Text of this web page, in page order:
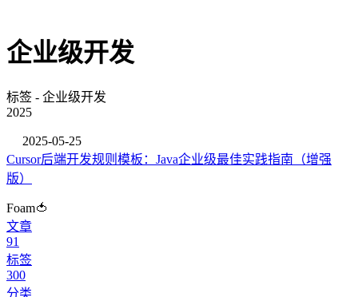
企业级开发
标签 - 企业级开发
2025
2025-05-25
Cursor后端开发规则模板：Java企业级最佳实践指南（增强
版）
Foam🍅
文章
91
标签
300
分类